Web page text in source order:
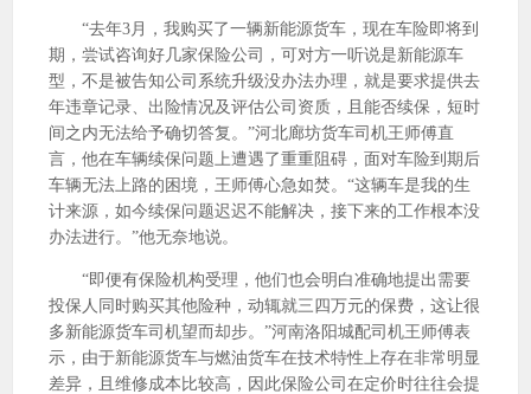
“去年3月，我购买了一辆新能源货车，现在车险即将到
期，尝试咨询好几家保险公司，可对方一听说是新能源车
型，不是被告知公司系统升级没办法办理，就是要求提供去
年违章记录、出险情况及评估公司资质，且能否续保，短时
间之内无法给予确切答复。”河北廊坊货车司机王师傅直
言，他在车辆续保问题上遭遇了重重阻碍，面对车险到期后
车辆无法上路的困境，王师傅心急如焚。“这辆车是我的生
计来源，如今续保问题迟迟不能解决，接下来的工作根本没
办法进行。”他无奈地说。
“即便有保险机构受理，他们也会明白准确地提出需要
投保人同时购买其他险种，动辄就三四万元的保费，这让很
多新能源货车司机望而却步。”河南洛阳城配司机王师傅表
示，由于新能源货车与燃油货车在技术特性上存在非常明显
差异，且维修成本比较高，因此保险公司在定价时往往会提